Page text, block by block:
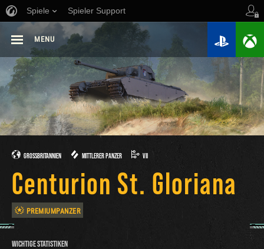
Spiele Spieler Support
MENU
GROSSBRITANNIEN MITTLERER PANZER VII
Centurion St. Gloriana
PREMIUMPANZER
WICHTIGE STATISTIKEN